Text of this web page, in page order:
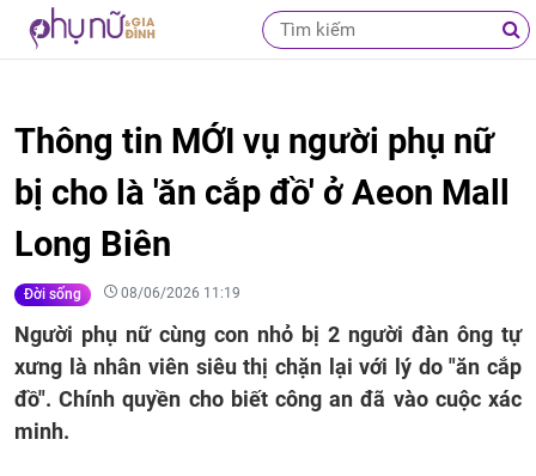
Thông tin MỚI vụ người phụ nữ
bị cho là 'ăn cắp đồ' ở Aeon Mall
Long Biên
Đời sống 08/06/2026 11:19
Người phụ nữ cùng con nhỏ bị 2 người đàn ông tự
xưng là nhân viên siêu thị chặn lại với lý do "ăn cắp
đồ". Chính quyền cho biết công an đã vào cuộc xác
minh.